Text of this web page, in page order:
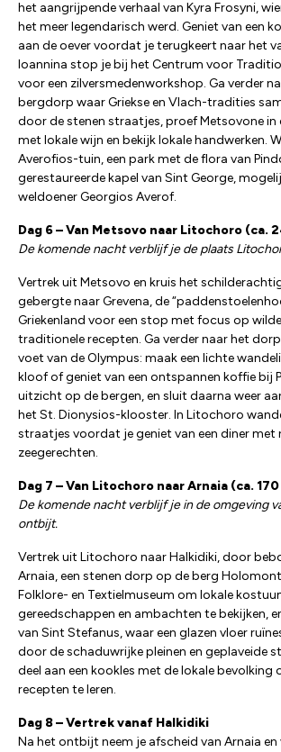
het aangrijpende verhaal van Kyra Frosyni,
het meer legendarisch werd. Geniet van een
aan de oever voordat je terugkeert naar het
Ioannina stop je bij het Centrum voor
voor een zilversmedenworkshop. Ga verder
bergdorp waar Griekse en Vlach-tradities
door de stenen straatjes, proef Metsovone in
met lokale wijn en bekijk lokale handwerken.
Averofios-tuin, een park met de flora van
gerestaureerde kapel van Sint George,
weldoener Georgios Averof.
Dag 6 – Van Metsovo naar Litochoro (ca.
De komende nacht verblijf je de plaats
Vertrek uit Metsovo en kruis het
gebergte naar Grevena, de
Griekenland voor een stop met focus op
traditionele recepten. Ga verder naar het
voet van de Olympus: maak een lichte
kloof of geniet van een ontspannen koffie bij
uitzicht op de bergen, en sluit daarna weer
het St. Dionysios-klooster. In Litochoro
straatjes voordat je geniet van een diner met
zeegerechten.
Dag 7 – Van Litochoro naar Arnaia (ca.
De komende nacht verblijf je in de omgeving
ontbijt.
Vertrek uit Litochoro naar Halkidiki, door
Arnaia, een stenen dorp op de berg
Folklore- en Textielmuseum om lokale
gereedschappen en ambachten te bekijken,
van Sint Stefanus, waar een glazen vloer
door de schaduwrijke pleinen en geplaveide
deel aan een kookles met de lokale bevolking
recepten te leren.
Dag 8 – Vertrek vanaf Halkidiki
Na het ontbijt neem je afscheid van Arnaia en